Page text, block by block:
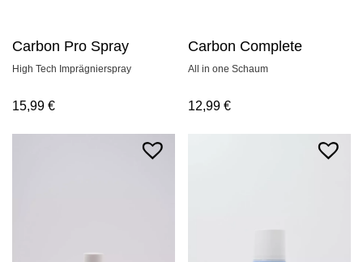
Carbon Pro Spray
High Tech Imprägnierspray
15,99 €
Carbon Complete
All in one Schaum
12,99€